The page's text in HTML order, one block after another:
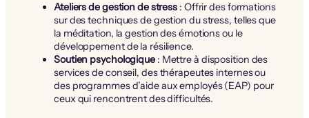
Ateliers de gestion de stress : Offrir des formations
sur des techniques de gestion du stress, telles que
la méditation, la gestion des émotions ou le
développement de la résilience.
Soutien psychologique: Mettre à disposition des
services de conseil, des thérapeutes internes ou
des programmes d’aide aux employés (EAP) pour
ceux qui rencontrent des difficultés.